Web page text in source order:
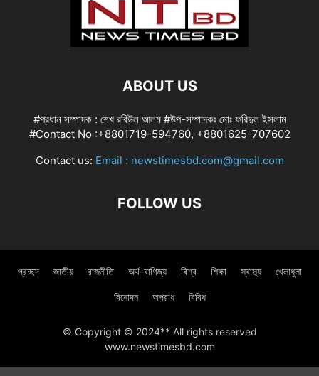
ABOUT US
#প্রধান সম্পাদক : শেখ রবিউল আলম #উপ-সম্পাদকঃ মোঃ ফরিদুল ইসলাম
#Contact No :+8801719-594760, +8801625-707602
Contact us: Email : newstimesbd.com@gmail.com
FOLLOW US
প্রচ্ছদ জাতীয় রাজনীতি অর্থ-বাণিজ্য বিশ্ব শিক্ষা স্বাস্থ্য খেলাধুলা
বিনোদন অপরাধ বিবিধ
© Copyright © 2024** All rights reserved
www.newstimesbd.com